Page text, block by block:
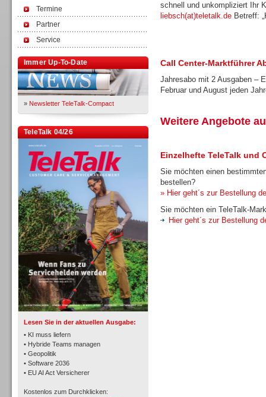
Termine
Partner
Service
Immer Up-To-Date
» Newsletter TeleTalk-Compact
TeleTalk 04/26
Lesen Sie in der aktuellen Ausgabe:
• KI muss liefern
• Hybride Teams managen
• Geopolitik
• Software 2036
• EU AI Act Versicherer
Kostenlos zum Durchklicken:
TK- und ACD-Systeme
Workforce-Management
schnell und unkompliziert Ihr
liebsch(at)teletalk.de Betreff:
Call Center-Marktführer
Jahresabo mit 2 Ausgaben –
Februar und August jeden
Weitere Angebote
Einzelhefte TeleTalk und
Sie möchten einen
bestellen?
» Hier geht´s zur Bestellung
Sie möchten ein TeleTalk-
Hier geht´s zur Bestellung